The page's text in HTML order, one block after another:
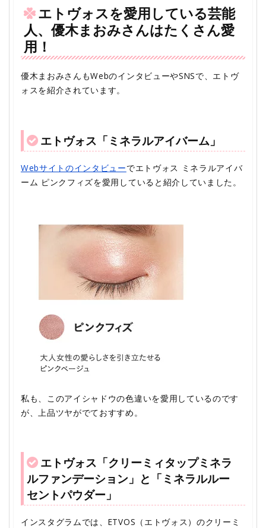
エトヴォスを愛用している芸能
人、優木まおみさんはたくさん愛
用！
優木まおみさんもWebのインタビューやSNSで、エトヴ
ォスを紹介されています。
エトヴォス「ミネラルアイバーム」
Webサイトのインタビューでエトヴォス ミネラルアイバ
ーム ピンクフィズを愛用していると紹介していました。
私も、このアイシャドウの色違いを愛用しているのです
が、上品ツヤがでておすすめ。
エトヴォス「クリーミィタップミネラ
ルファンデーション」と「ミネラルルー
セントパウダー」
インスタグラムでは、ETVOS（エトヴォス）のクリーミ